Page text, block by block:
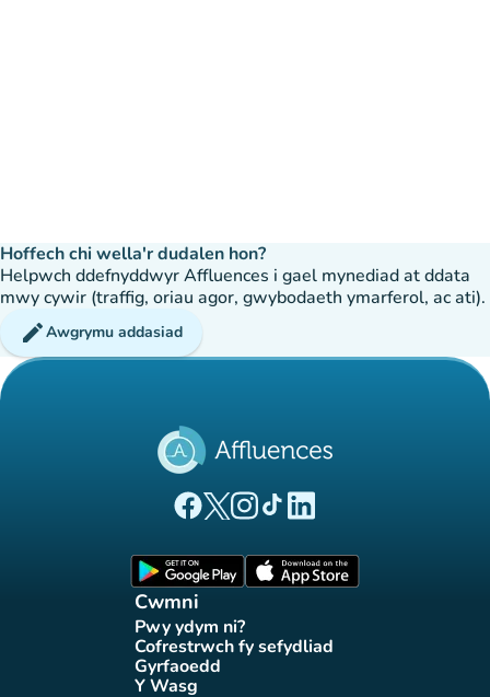
Hoffech chi wella'r dudalen hon?
Helpwch ddefnyddwyr Affluences i gael mynediad at ddata
mwy cywir (traffig, oriau agor, gwybodaeth ymarferol, ac ati).
editAwgrymu addasiad
(tab newydd)
(tab newydd)
(tab newydd)
(tab newydd)
(tab newydd)
Cwmni
Pwy ydym ni?
(tab newydd)
Cofrestrwch fy sefydliad
(tab newydd)
Gyrfaoedd(tab newydd)
Y Wasg